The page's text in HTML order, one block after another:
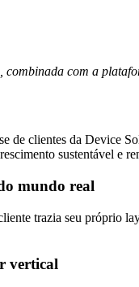
combinada com a
de clientes da Device
sustentável e
mundo real
trazia seu próprio
vertical